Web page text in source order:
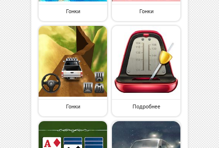
Гонки Гонки
Гонки Подробнее